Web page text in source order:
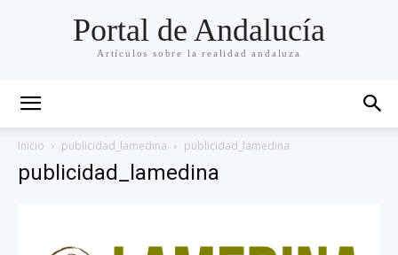
Portal de Andalucía
Artículos sobre la realidad andaluza
Inicio publicidad_lamedina publicidad_lamedina
publicidad_lamedina